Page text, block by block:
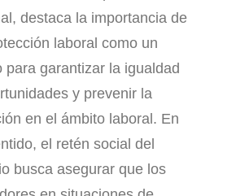
destaca la importancia de
laboral como un
para garantizar la igualdad
y prevenir la
en el ámbito laboral. En
el retén social del
busca asegurar que los